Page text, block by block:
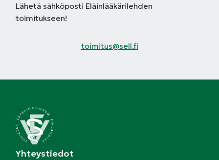
Lähetä sähköposti Eläinlääkärilehden
toimitukseen!
toimitus@sell.fi
Yhteystiedot